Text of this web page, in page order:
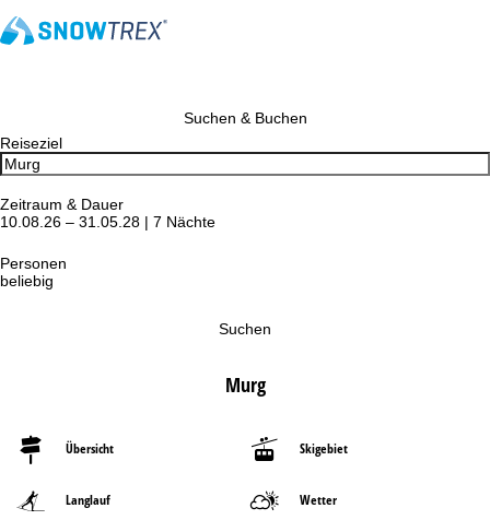
Suchen & Buchen
Reiseziel
Zeitraum & Dauer
10.08.26 – 31.05.28 | 7 Nächte
Personen
beliebig
Suchen
Murg
Übersicht Skigebiet
Langlauf Wetter